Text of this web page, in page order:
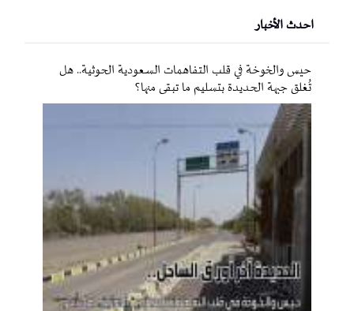
احدث الأخبار
حيس والخوخة في قلب التفاهمات السعودية الحوثية.. هل
تُغلق جبهة الحديدة بتسليم ما تبقى منها؟